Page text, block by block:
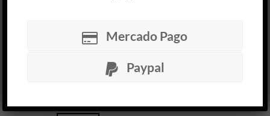
¿Puede una voz en off modificar el destino de un
documental? En Dahomey (2024), el gran film de
Mati Diop, el rey Ghezo nos habla desde las
Mercado Pago
Paypal